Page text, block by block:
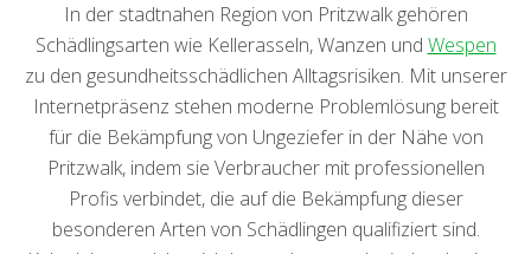
In der stadtnahen Region von Pritzwalk gehören
Schädlingsarten wie Kellerasseln, Wanzen und Wespen
zu den gesundheitsschädlichen Alltagsrisiken. Mit unserer
Internetpräsenz stehen moderne Problemlösung bereit
für die Bekämpfung von Ungeziefer in der Nähe von
Pritzwalk, indem sie Verbraucher mit professionellen
Profis verbindet, die auf die Bekämpfung dieser
besonderen Arten von Schädlingen qualifiziert sind.